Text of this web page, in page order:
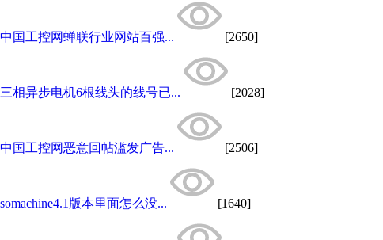
中国工控网蝉联行业网站百强... [2650]
三相异步电机6根线头的线号已... [2028]
中国工控网恶意回帖滥发广告... [2506]
somachine4.1版本里面怎么没... [1640]